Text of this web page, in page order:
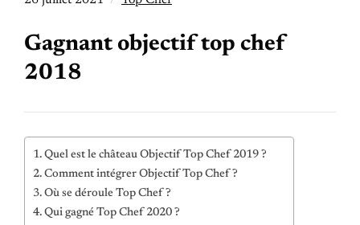
Gagnant objectif top chef
2018
Quel est le château Objectif Top Chef 2019 ?
Comment intégrer Objectif Top Chef ?
Où se déroule Top Chef ?
Qui gagné Top Chef 2020 ?